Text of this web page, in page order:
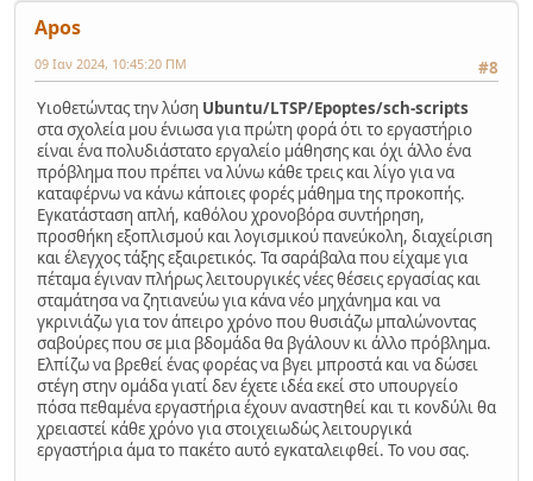
Apos
#8
09 Ιαν 2024, 10:45:20 ΠΜ
Υιοθετώντας την λύση Ubuntu/LTSP/Epoptes/sch-scripts
στα σχολεία μου ένιωσα για πρώτη φορά ότι το εργαστήριο
είναι ένα πολυδιάστατο εργαλείο μάθησης και όχι άλλο ένα
πρόβλημα που πρέπει να λύνω κάθε τρεις και λίγο για να
καταφέρνω να κάνω κάποιες φορές μάθημα της προκοπής.
Εγκατάσταση απλή, καθόλου χρονοβόρα συντήρηση,
προσθήκη εξοπλισμού και λογισμικού πανεύκολη, διαχείριση
και έλεγχος τάξης εξαιρετικός. Τα σαράβαλα που είχαμε για
πέταμα έγιναν πλήρως λειτουργικές νέες θέσεις εργασίας και
σταμάτησα να ζητιανεύω για κάνα νέο μηχάνημα και να
γκρινιάζω για τον άπειρο χρόνο που θυσιάζω μπαλώνοντας
σαβούρες που σε μια βδομάδα θα βγάλουν κι άλλο πρόβλημα.
Ελπίζω να βρεθεί ένας φορέας να βγει μπροστά και να δώσει
στέγη στην ομάδα γιατί δεν έχετε ιδέα εκεί στο υπουργείο
πόσα πεθαμένα εργαστήρια έχουν αναστηθεί και τι κονδύλι θα
χρειαστεί κάθε χρόνο για στοιχειωδώς λειτουργικά
εργαστήρια άμα το πακέτο αυτό εγκαταλειφθεί. Το νου σας.